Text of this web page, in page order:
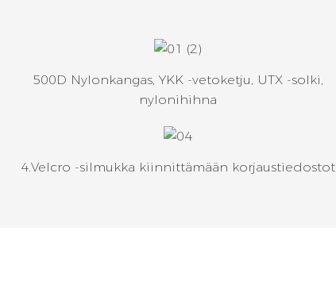
500D Nylonkangas, YKK -vetoketju, UTX -solki,
nylonihihna
4.Velcro -silmukka kiinnittämään korjaustiedostot